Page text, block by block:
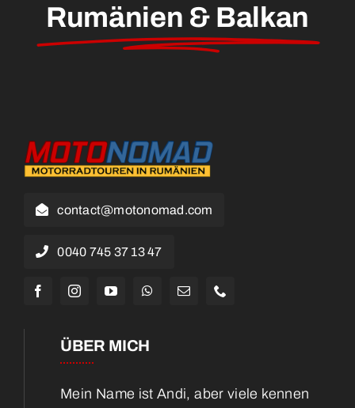
Rumänien & Balkan
contact@motonomad.com
0040 745 37 13 47
ÜBER MICH
Mein Name ist Andi, aber viele kennen